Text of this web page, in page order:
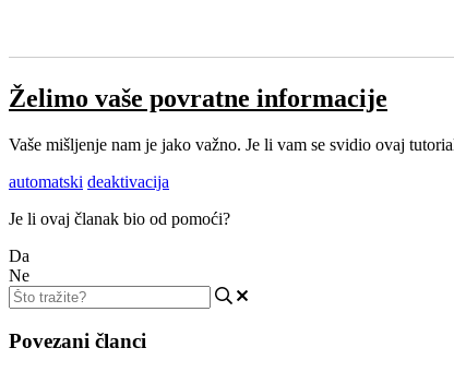
Želimo vaše povratne informacije
Vaše mišljenje nam je jako važno. Je li vam se svidio ovaj
automatski deaktivacija
Je li ovaj članak bio od pomoći?
Da
Ne
Povezani članci